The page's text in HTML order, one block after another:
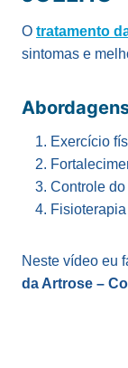
O tratamento
sintomas e
Exercício
Controle
Fisioterapia
Neste vídeo eu
da Artrose –